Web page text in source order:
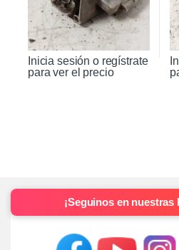
Inicia sesión o regístrate
para ver el precio
¡Seguinos en nuestras